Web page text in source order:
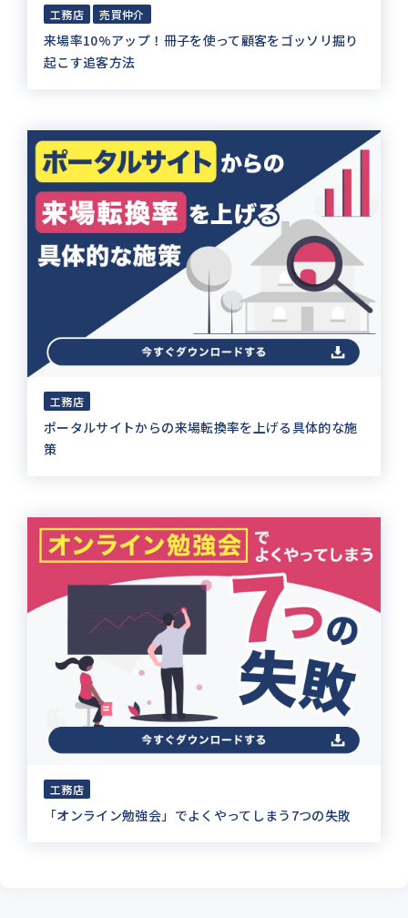
工務店 売買仲介
来場率10%アップ！冊子を使って顧客をゴッソリ掘り
起こす追客方法
工務店
ポータルサイトからの来場転換率を上げる具体的な施
策
工務店
「オンライン勉強会」でよくやってしまう7つの失敗